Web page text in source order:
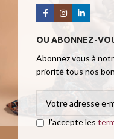
OU ABONNEZ-
Abonnez vous à
priorité tous nos
J'accepte les